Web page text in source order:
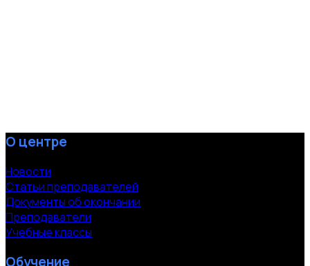
О центре
Новости
Статьи преподавателей
Документы об окончании
Преподаватели
Учебные классы
Обучение